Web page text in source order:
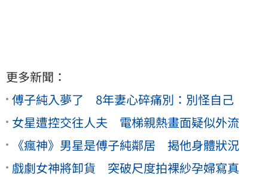
更多新聞：
傅子純入夢了 8年妻心碎痛別：別怪自己
女星遭控交往人夫 電梯親熱畫面疑似外流
《瘋神》男星是傅子純鄰居 揭他身體狀況
戲劇女神將卸貨 突破尺度拍裸紗孕婦寫真